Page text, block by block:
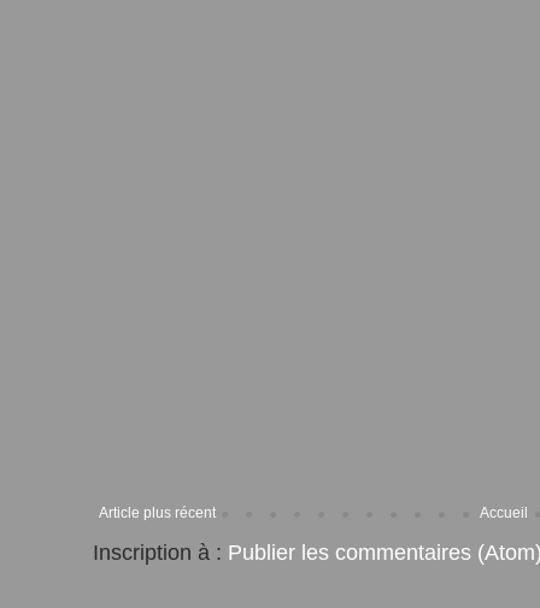
Article plus récent Accueil
Inscription à : Publier les commentaires